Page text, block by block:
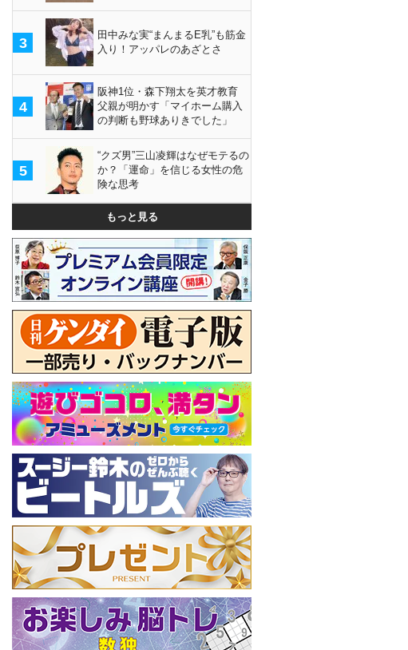
3
田中みな実“まんまるE乳”も筋金
入り！アッパレのあざとさ
4
阪神1位・森下翔太を英才教育
父親が明かす「マイホーム購入
の判断も野球ありきでした」
5
“クズ男”三山凌輝はなぜモテるの
か？「運命」を信じる女性の危
険な思考
もっと見る